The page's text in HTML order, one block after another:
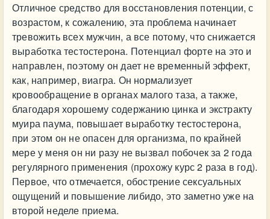
Отличное средство для восстановления потенции, с
возрастом, к сожалению, эта проблема начинает
тревожить всех мужчин, а все потому, что снижается
выработка тестостерона. Потенциал форте на это и
направлен, поэтому он дает не временный эффект,
как, например, виагра. Он нормализует
кровообращение в органах малого таза, а также,
благодаря хорошему содержанию цинка и экстракту
муира паума, повышает выработку тестостерона,
при этом он не опасен для организма, по крайней
мере у меня он ни разу не вызвал побочек за 2 года
регулярного применения (прохожу курс 2 раза в год).
Первое, что отмечается, обострение сексуальных
ощущений и повышение либидо, это заметно уже на
второй неделе приема.